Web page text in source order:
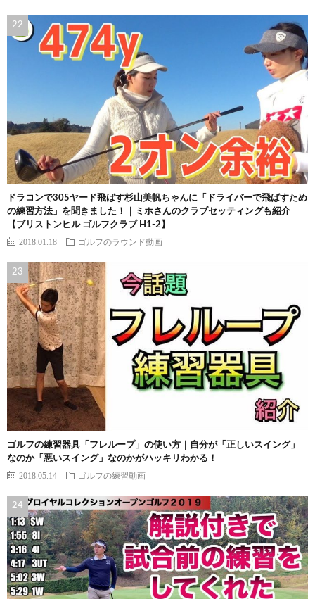
ドラコンで305ヤード飛ばす杉山美帆ちゃんに「ドライバーで飛ばすため
の練習方法」を聞きました！｜ミホさんのクラブセッティングも紹介
【ブリストンヒル ゴルフクラブ H1-2】
2018.01.18 ゴルフのラウンド動画
ゴルフの練習器具「フレループ」の使い方｜自分が「正しいスイング」
なのか「悪いスイング」なのかがハッキリわかる！
2018.05.14 ゴルフの練習動画